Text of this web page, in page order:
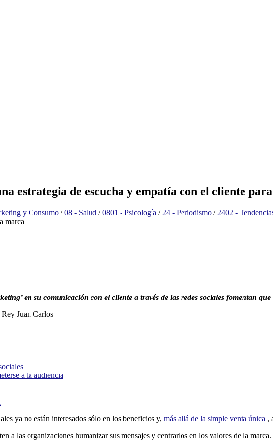
estrategia de escucha y empatía con el cliente
y Consumo / 08 - Salud / 0801 - Psicología / 24 - Periodismo / 2402 -
marca
en su comunicación con el cliente a través de las redes sociales fomentan
Juan Carlos
a la audiencia
ya no están interesados sólo en los beneficios y, más allá de la simple venta única ,
a las organizaciones humanizar sus mensajes y centrarlos en los valores de la